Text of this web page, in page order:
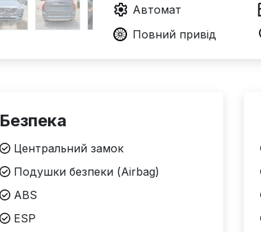
Автомат
Повний привід
Безпека
Центральний замок
Подушки безпеки (Airbag)
ABS
ESP